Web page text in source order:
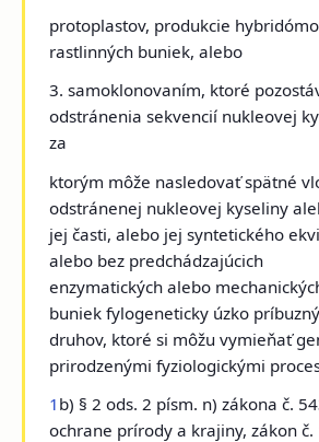
protoplastov, produkcie
rastlinných buniek, alebo
3. samoklonovaním, ktoré
odstránenia sekvencií nukleovej
za
ktorým môže nasledovať spätné
odstránenej nukleovej kyseliny
jej časti, alebo jej syntetického
alebo bez predchádzajúcich
enzymatických alebo
buniek fylogeneticky úzko
druhov, ktoré si môžu vymieňať
prirodzenými fyziologickými
1 b) § 2 ods. 2 písm. n) zákona č.
ochrane prírody a krajiny, zákon č.